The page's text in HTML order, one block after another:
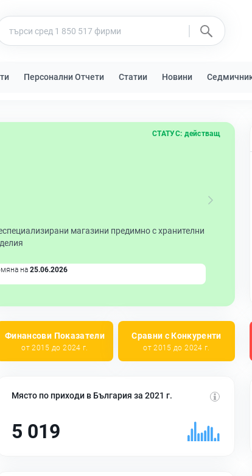
Персонални Отчети Статии Новини
СТАТУС: действащ
магазини предимно с хранителни
на 25.06.2026
Финансови Показатели
от 2015 до 2024 г.
Сравни с Конкуренти
от 2015 до 2024 г.
Място по приходи в България за 2021 г.
5 019